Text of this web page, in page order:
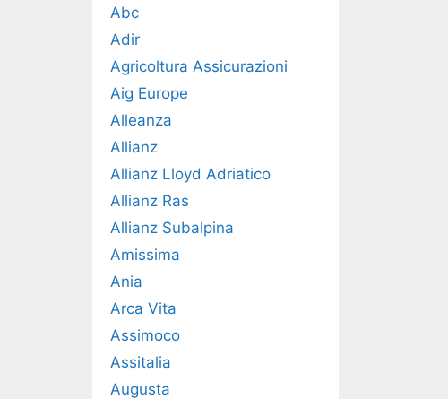
Abc
Adir
Agricoltura Assicurazioni
Aig Europe
Alleanza
Allianz
Allianz Lloyd Adriatico
Allianz Ras
Allianz Subalpina
Amissima
Ania
Arca Vita
Assimoco
Assitalia
Augusta